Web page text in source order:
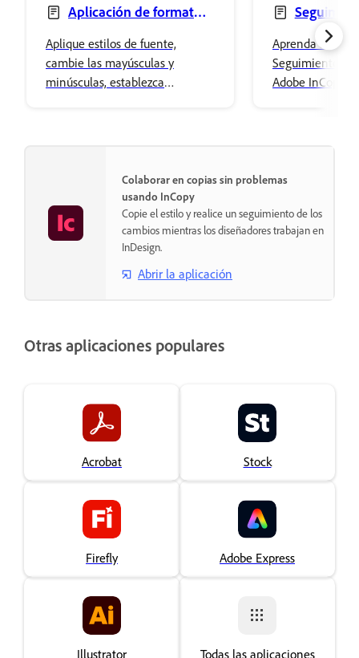
Aplicación de formato a
Aplique estilos de fuente,
cambie las mayúsculas y
minúsculas, establezca
de cambios
Aprenda a usar
Seguimiento de
Adobe InCopy
Colaborar en copias sin problemas
usando InCopy
Copie el estilo y realice un seguimiento de los
cambios mientras los diseñadores trabajan en
InDesign.
Abrir la aplicación
Otras aplicaciones populares
Acrobat Stock
Firefly Adobe Express
Illustrator Todas las aplicaciones